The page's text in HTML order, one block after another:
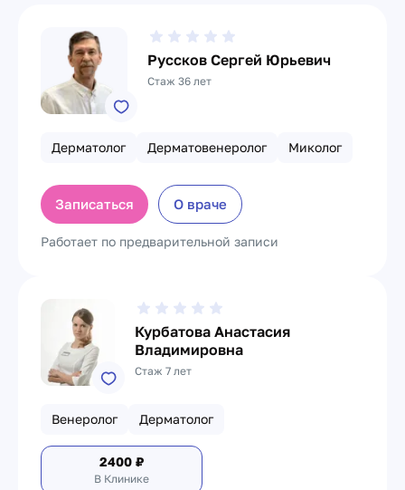
Руссков Сергей Юрьевич
Стаж 36 лет
Дерматолог Дерматовенеролог Миколог
Записаться О враче
Работает по предварительной записи
Курбатова Анастасия
Владимировна
Стаж 7 лет
Венеролог Дерматолог
2400 ₽
В Клинике